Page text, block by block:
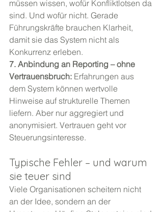
müssen wissen, wofür Konfliktlotsen da
sind. Und wofür nicht. Gerade
Führungskräfte brauchen Klarheit,
damit sie das System nicht als
Konkurrenz erleben.
7. Anbindung an Reporting – ohne
Vertrauensbruch: Erfahrungen aus
dem System können wertvolle
Hinweise auf strukturelle Themen
liefern. Aber nur aggregiert und
anonymisiert. Vertrauen geht vor
Steuerungsinteresse.
Typische Fehler – und warum
sie teuer sind
Viele Organisationen scheitern nicht
an der Idee, sondern an der